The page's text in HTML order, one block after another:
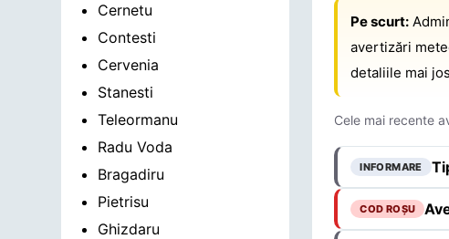
Cernetu
Contesti
Cervenia
Stanesti
Teleormanu
Radu Voda
Bragadiru
Pietrisu
Ghizdaru
Pe scurt:
avertizări
detaliile mai
Cele mai recente
INFORMARE
COD ROȘU